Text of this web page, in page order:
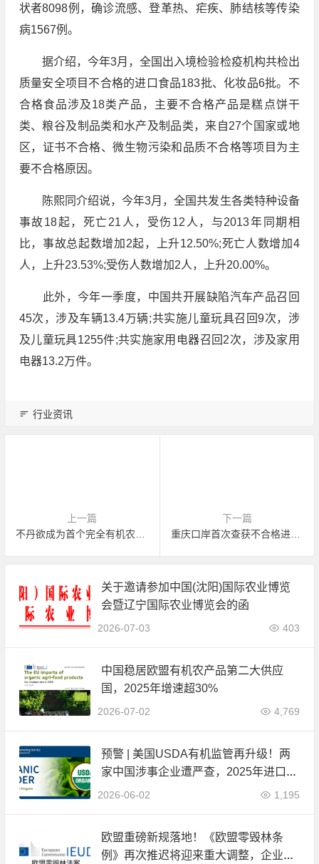
状者8098例，确诊流感、登革热、疟疾、肺结核等传染
病1567例。
据介绍，今年3月，全国出入境检验检疫机构共检出
质量安全项目不合格的进口食品183批、化妆品6批。不
合格食品涉及18类产品，主要不合格产品是糕点饼干
类、粮谷及制品类和水产及制品类，来自27个国家或地
区，证书不合格、微生物污染和品质不合格等项目为主
要不合格原因。
陈熙同介绍说，今年3月，全国共发生各类特种设备
事故18起，死亡21人，受伤12人，与2013年同期相
比，事故总起数增加2起，上升12.50%;死亡人数增加4
人，上升23.53%;受伤人数增加2人，上升20.00%。
此外，今年一季度，中国共开展缺陷汽车产品召回
45次，涉及车辆13.4万辆;共实施儿童玩具召回9次，涉
及儿童玩具1255件;共实施家用电器召回2次，涉及家用
电器13.2万件。
行业资讯
上一篇
下一篇
重庆口岸首次查获不合格进口有机产品
关于邀请参加中国(沈阳)国际农业博览
会暨辽宁国际农业博览会的函
2026-07-03 403
中国稳居欧盟有机农产品第二大供应
国，2025年增速超30%
2026-07-02 4,769
预警 | 美国USDA有机监管再升级！两
家中国涉事企业遭严查，2025年进口数
据全面公开
2026-06-02 1,195
欧盟重磅新规落地！《欧盟零毁林条
例》再次推迟将迎来重大调整，企业合